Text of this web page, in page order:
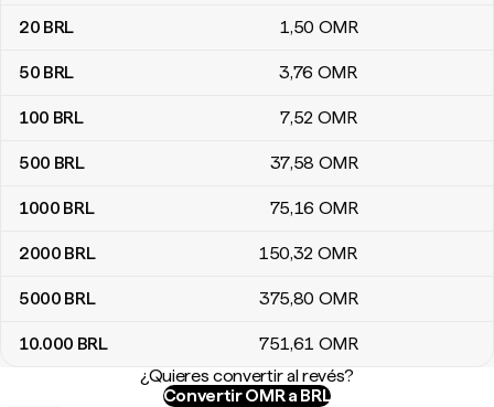
Tabla de conversión de reales brasileños a riales omaníes
20 BRL 1,50 OMR
50 BRL 3,76 OMR
100 BRL 7,52 OMR
500 BRL 37,58 OMR
1000 BRL 75,16 OMR
2000 BRL 150,32 OMR
5000 BRL 375,80 OMR
10.000 BRL 751,61 OMR
¿Quieres convertir al revés?
Convertir OMR a BRL